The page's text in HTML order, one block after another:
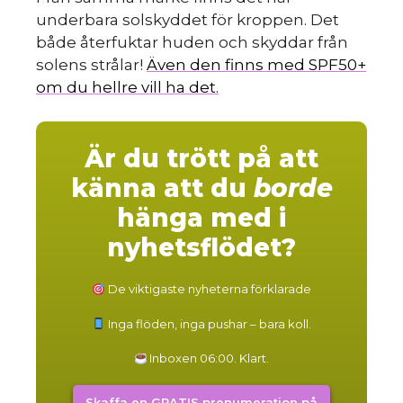
underbara solskyddet för kroppen. Det
både återfuktar huden och skyddar från
solens strålar! Även den finns med SPF50+
om du hellre vill ha det.
Är du trött på att
känna att du borde
hänga med i
nyhetsflödet?
De viktigaste nyheterna förklarade
Inga flöden, inga pushar – bara koll.
Inboxen 06:00. Klart.